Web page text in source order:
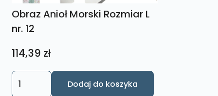
Obraz Anioł Morski Rozmiar L
nr. 12
114,39 zł
ilość
Obraz
Dodaj do koszyka